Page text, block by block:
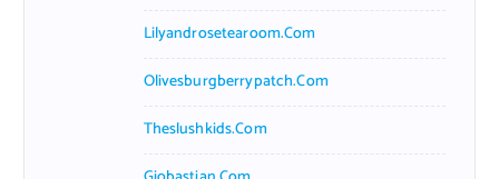
Lilyandrosetearoom.com
Olivesburgberrypatch.com
Theslushkids.com